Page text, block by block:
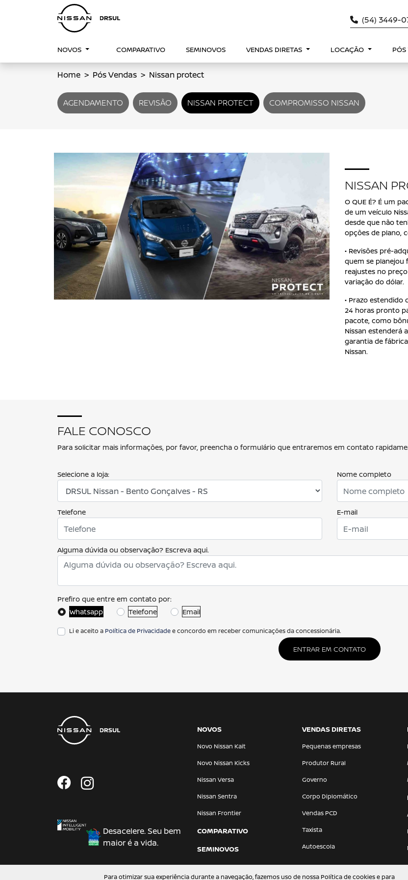
(54) 3449-
NOVOS COMPARATIVO SEMINOVOS VENDAS DIRETAS LOCAÇÃO
Home Pós Vendas Nissan protect
AGENDAMENTO REVISÃO NISSAN PROTECT COMPROMISSO NISSAN
NISSAN
O QUE É? É um
de um veículo
desde que não
opções de plano,
• Revisões pré-
quem se planejou
reajustes no
variação do dólar.
• Prazo estendido
24 horas pronto
pacote, como
Nissan estenderá
garantia de
Nissan.
FALE CONOSCO
Para solicitar mais informações, por favor, preencha o formulário que entraremos em contato
Selecione a loja: Nome completo
Telefone E-mail
Alguma dúvida ou observação? Escreva aqui.
Prefiro que entre em contato por:
Whatsapp
Telefone Email
Li e aceito a Política de Privacidadee concordo em receber comunicações da concessionária.
ENTRAR EM CONTATO
Desacelere. Seu bem
maior é a vida.
NOVOS
Novo Nissan Kait
Novo Nissan Kicks
Nissan Versa
Nissan Sentra
Nissan Frontier
COMPARATIVO
SEMINOVOS
VENDAS DIRETAS
Pequenas empresas
Produtor Rural
Governo
Corpo Diplomático
Vendas PCD
Taxista
Autoescola
Para otimizar sua experiência durante a navegação, fazemos uso de nossa Política de cookies e para